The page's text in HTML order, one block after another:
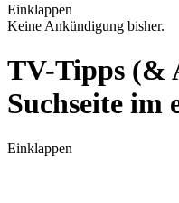
Einklappen
Keine Ankündigung bisher.
TV-Tipps (&
Suchseite im
Einklappen